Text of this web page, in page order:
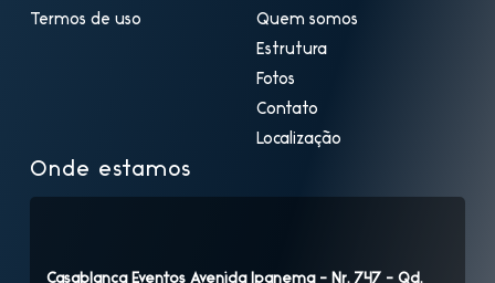
Termos de uso
Quem somos
Estrutura
Fotos
Contato
Localização
Onde estamos
Casablanca Eventos Avenida Ipanema - Nr. 747 - Qd.